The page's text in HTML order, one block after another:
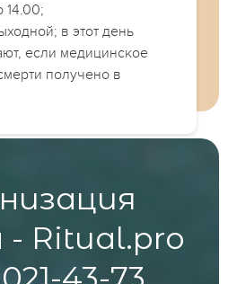
14.00;
в этот день
если медицинское
получено в
- Ritual.pro